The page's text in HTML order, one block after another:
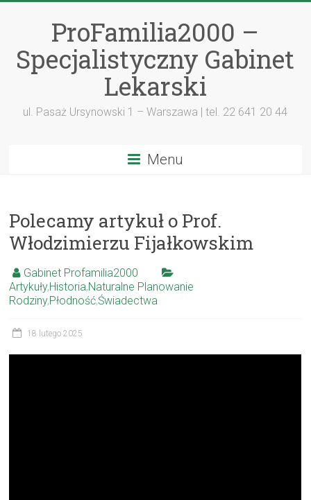
ProFamilia2000 –
Specjalistyczny Gabinet
Lekarski
ul. Pasaż Ursynowski 1 – Warszawa | tel. 22 641 20 44
Menu
Polecamy artykuł o Prof.
Włodzimierzu Fijałkowskim
Gabinet Profamilia2000
Artykuły,Historia,Naturalne Planowanie
Rodziny,Płodność,Świadectwa
18 lutego 2025